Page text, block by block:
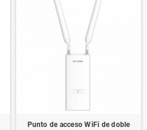
Punto de acceso WiFi de doble